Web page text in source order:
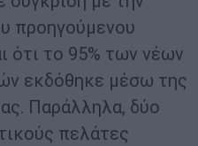
προηγούμενου
ότι το 95% των νέων
εκδόθηκε μέσω της
Παράλληλα, δύο
πελάτες